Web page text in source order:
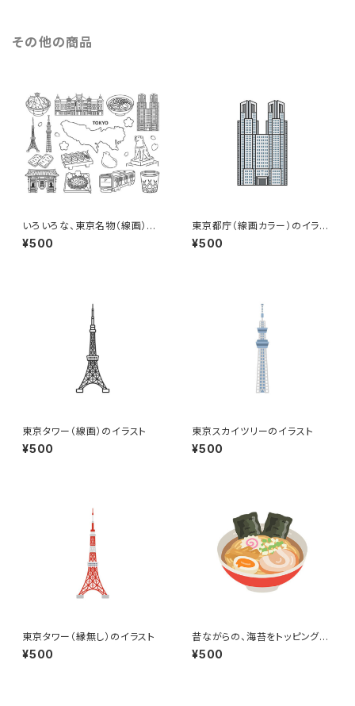
その他の商品
いろいろな、東京名物（線画）の
イラストセット
¥500
東京都庁（線画カラー）のイラス
ト
¥500
東京タワー（線画）のイラスト
¥500
東京スカイツリーのイラスト
¥500
東京タワー（縁無し）のイラスト
¥500
昔ながらの、海苔をトッピングし
た醤油ラーメンのイラスト
¥500